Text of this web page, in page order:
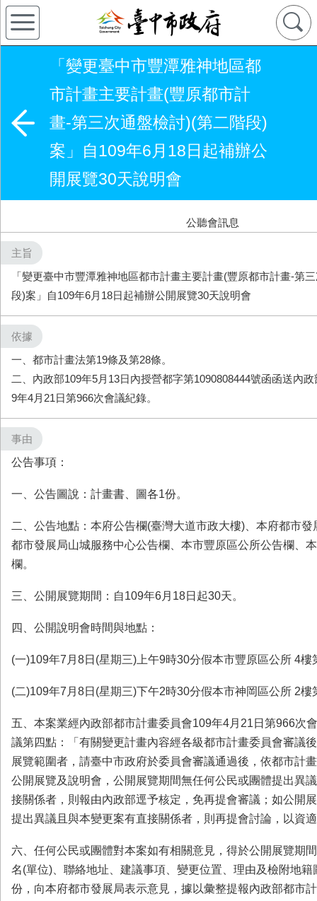
「變更臺中市豐潭雅神地區都
市計畫主要計畫(豐原都市計
畫-第三次通盤檢討)(第二階段)
案」自109年6月18日起補辦公
開展覽30天說明會
公聽會訊息
主旨
「變更臺中市豐潭雅神地區都市計畫主要計畫(豐原都市計畫-第
段)案」自109年6月18日起補辦公開展覽30天說明會
依據
一、都市計畫法第19條及第28條。
二、內政部109年5月13日內授營都字第1090808444號函函送內
9年4月21日第966次會議紀錄。
事由
公告事項：
一、 公告圖說：計畫書、圖各1份。
二、 公告地點：本府公告欄(臺灣大道市政大樓)、本府都市發
都市發展局山城服務中心公告欄、本市豐原區公所公告欄、
欄。
三、 公開展覽期間：自109年6月18日起30天。
四、 公開說明會時間與地點：
(一)109年7月8日(星期三)上午9時30分假本市豐原區公所 4樓
(二)109年7月8日(星期三)下午2時30分假本市神岡區公所 2樓
五、 本案業經內政部都市計畫委員會109年4月21日第966次
議第四點：「有關變更計畫內容經各級都市計畫委員會審議
展覽範圍者，請臺中市政府於委員會審議通過後，依都市計
公開展覽及說明會，公開展覽期間無任何公民或團體提出異
接關係者，則報由內政部逕予核定，免再提會審議；如公開
提出異議且與本變更案有直接關係者，則再提會討論，以資
六、 任何公民或團體對本案如有相關意見，得於公開展覽期
名(單位)、聯絡地址、建議事項、變更位置、理由及檢附地籍
份，向本府都市發展局表示意見，據以彙整提報內政部都市